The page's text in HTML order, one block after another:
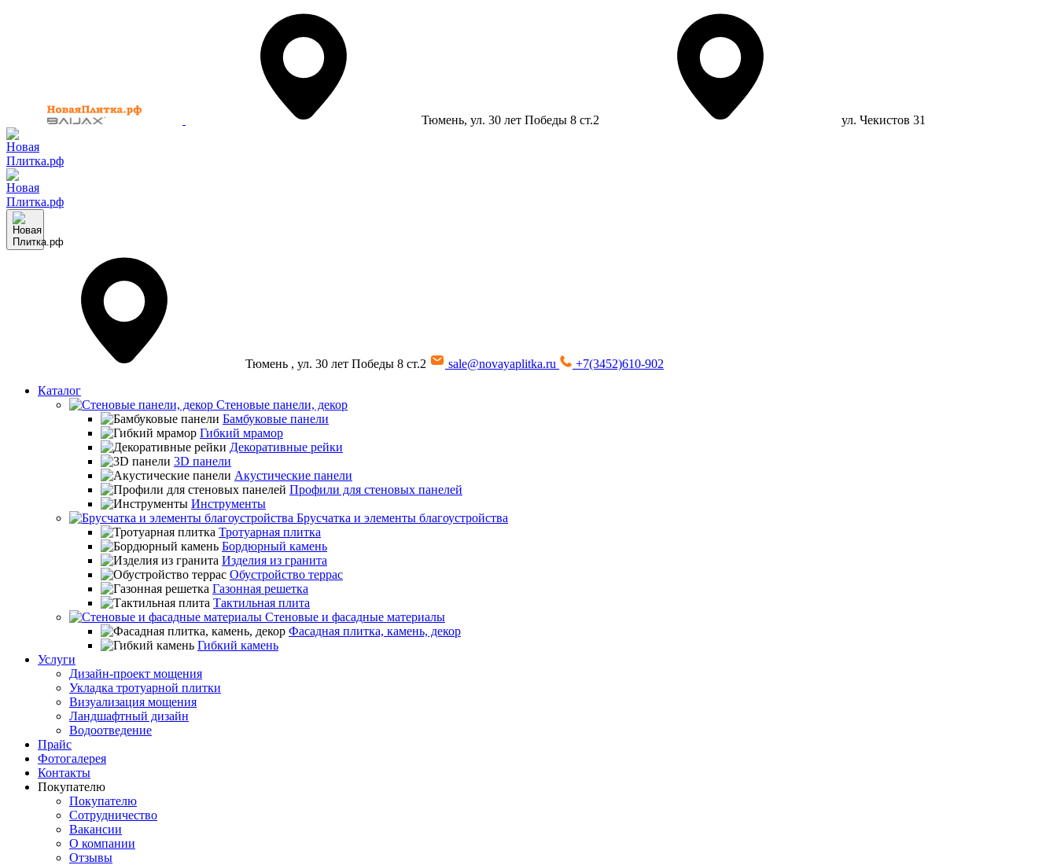
Тюмень, ул. 30 лет Победы 8 ст.2 ул. Чекистов 31
Тюмень , ул. 30 лет Победы 8 ст.2 sale@novayaplitka.ru
+7(3452)610-902
Каталог
Стеновые панели, декор
Бамбуковые панели
Гибкий мрамор
Декоративные рейки
3D панели
Акустические панели
Профили для стеновых панелей
Инструменты
Брусчатка и элементы благоустройства
Тротуарная плитка
Бордюрный камень
Изделия из гранита
Обустройство террас
Газонная решетка
Тактильная плита
Стеновые и фасадные материалы
Фасадная плитка, камень, декор
Гибкий камень
Услуги
Дизайн-проект мощения
Укладка тротуарной плитки
Визуализация мощения
Ландшафтный дизайн
Водоотведение
Прайс
Фотогалерея
Контакты
Покупателю
Покупателю
Сотрудничество
Вакансии
О компании
Отзывы